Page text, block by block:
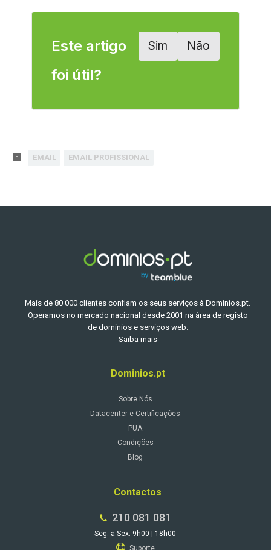
Este artigo
foi útil?
Sim Não
EMAIL EMAIL PROFISSIONAL
Mais de 80 000 clientes confiam os seus serviços à Dominios.pt.
Operamos no mercado nacional desde 2001 na área de registo
de domínios e serviços web.
Saiba mais
Dominios.pt
Sobre Nós
Datacenter e Certificações
PUA
Condições
Blog
Contactos
210 081 081
Seg. a Sex. 9h00 | 18h00
Suporte